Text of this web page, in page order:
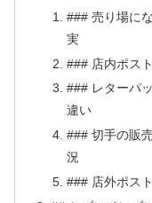
### 売り場に
実
### 店内ポス
### レターパ
違い
### 切手の販
況
### 店外ポス